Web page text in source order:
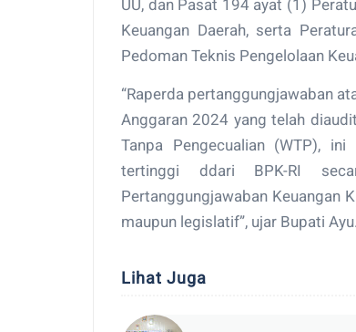
UU, dan Pasat 194 ayat (1)
Keuangan Daerah, serta
Pedoman Teknis Pengelolaan
“Raperda pertanggungjawaban
Anggaran 2024 yang telah
Tanpa Pengecualian (WTP),
tertinggi ddari BPK-RI
Pertanggungjawaban Keuangan
maupun legislatif”, ujar Bupati Ayu.
Lihat Juga